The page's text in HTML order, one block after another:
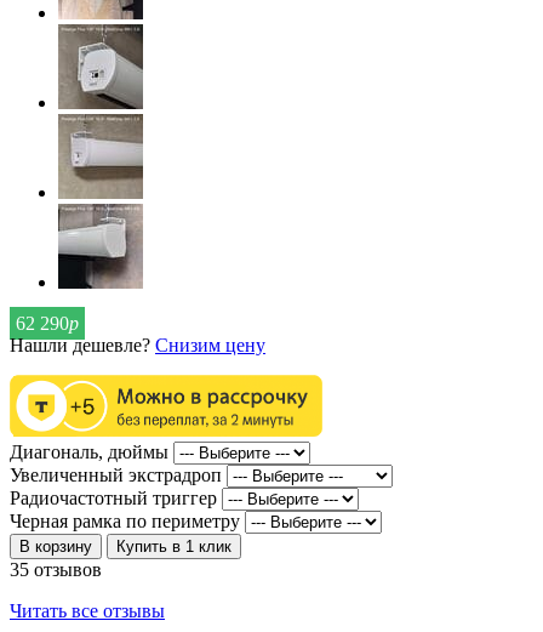
62 290р
Нашли дешевле? Снизим цену
Диагональ, дюймы
Увеличенный экстрадроп
Радиочастотный триггер
Черная рамка по периметру
В корзину Купить в 1 клик
35 отзывов
Читать все отзывы